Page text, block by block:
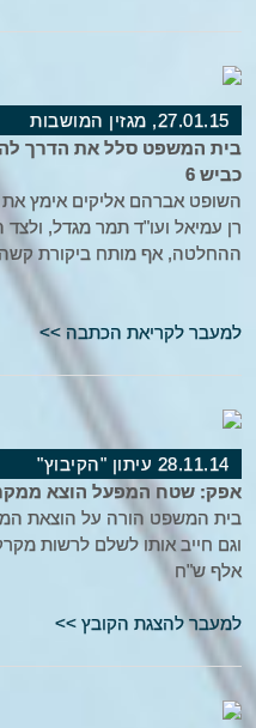
27.01.15, מגזין המושבות
בית המשפט סלל את הדרך
כביש 6
השופט אברהם אליקים אימץ את
רן עמיאל ועו"ד תמר מגדל,
ההחלטה, אף מותח ביקורת
למעבר לקריאת הכתבה >>
28.11.14 עיתון "הקיבוץ"
אפק: שטח המפעל הוצא
בית המשפט הורה על הוצאת
אלף ש"ח
למעבר להצגת הקובץ >>